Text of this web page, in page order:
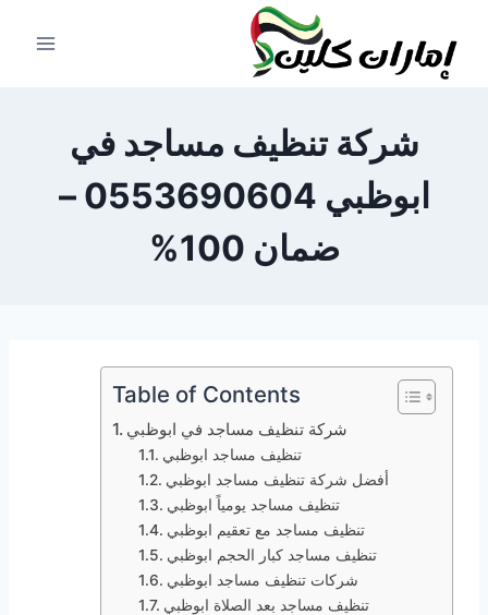
المحتوى
شركة تنظيف مساجد في
ابوظبي 0553690604 –
ضمان 100%
Table of Contents
شركة تنظيف مساجد في ابوظبي
تنظيف مساجد ابوظبي
أفضل شركة تنظيف مساجد ابوظبي
تنظيف مساجد يومياً ابوظبي
تنظيف مساجد مع تعقيم ابوظبي
تنظيف مساجد كبار الحجم ابوظبي
شركات تنظيف مساجد ابوظبي
تنظيف مساجد بعد الصلاة ابوظبي